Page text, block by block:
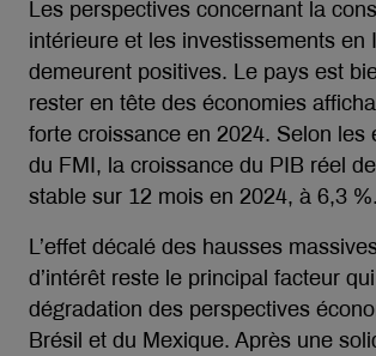
Les perspectives concernant la
intérieure et les investissements en
demeurent positives. Le pays est
rester en tête des économies
forte croissance en 2024. Selon les
du FMI, la croissance du PIB réel
stable sur 12 mois en 2024, à 6,3 %.
L’effet décalé des hausses
d’intérêt reste le principal facteur
dégradation des perspectives
Brésil et du Mexique. Après une